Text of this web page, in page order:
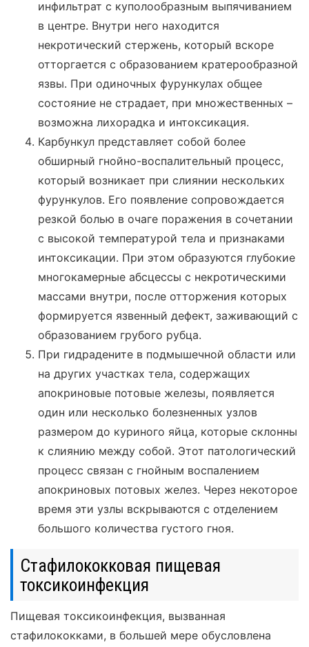
инфильтрат с куполообразным выпячиванием
в центре. Внутри него находится
некротический стержень, который вскоре
отторгается с образованием кратерообразной
язвы. При одиночных фурункулах общее
состояние не страдает, при множественных –
возможна лихорадка и интоксикация.
Карбункул представляет собой более
обширный гнойно-воспалительный процесс,
который возникает при слиянии нескольких
фурункулов. Его появление сопровождается
резкой болью в очаге поражения в сочетании
с высокой температурой тела и признаками
интоксикации. При этом образуются глубокие
многокамерные абсцессы с некротическими
массами внутри, после отторжения которых
формируется язвенный дефект, заживающий с
образованием грубого рубца.
При гидрадените в подмышечной области или
на других участках тела, содержащих
апокриновые потовые железы, появляется
один или несколько болезненных узлов
размером до куриного яйца, которые склонны
к слиянию между собой. Этот патологический
процесс связан с гнойным воспалением
апокриновых потовых желез. Через некоторое
время эти узлы вскрываются с отделением
большого количества густого гноя.
Стафилококковая пищевая
токсикоинфекция
Пищевая токсикоинфекция, вызванная
стафилококками, в большей мере обусловлена